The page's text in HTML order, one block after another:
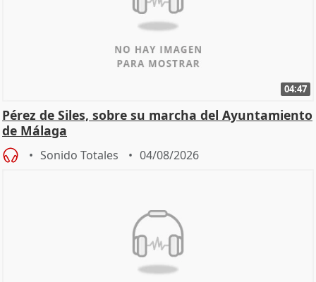
04:47
Pérez de Siles, sobre su marcha del Ayuntamiento
de Málaga
Sonido Totales 04/08/2026